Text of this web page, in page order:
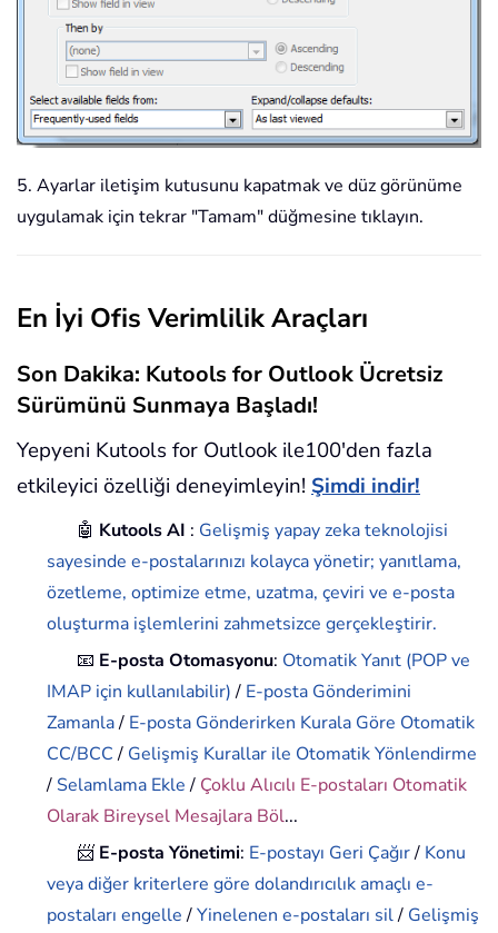
5. Ayarlar iletişim kutusunu kapatmak ve düz görünüme
uygulamak için tekrar "Tamam" düğmesine tıklayın.
En İyi Ofis Verimlilik Araçları
Son Dakika: Kutools for Outlook Ücretsiz
Sürümünü Sunmaya Başladı!
Yepyeni Kutools for Outlook ile100'den fazla
etkileyici özelliği deneyimleyin! Şimdi indir!
🤖 Kutools AI : Gelişmiş yapay zeka teknolojisi
sayesinde e-postalarınızı kolayca yönetir; yanıtlama,
özetleme, optimize etme, uzatma, çeviri ve e-posta
oluşturma işlemlerini zahmetsizce gerçekleştirir.
📧 E-posta Otomasyonu: Otomatik Yanıt (POP ve
IMAP için kullanılabilir)/ E-posta Gönderimini
Zamanla/ E-posta Gönderirken Kurala Göre Otomatik
CC/BCC/ Gelişmiş Kurallar ile Otomatik Yönlendirme
/ Selamlama Ekle/ Çoklu Alıcılı E-postaları Otomatik
Olarak Bireysel Mesajlara Böl...
📨 E-posta Yönetimi: E-postayı Geri Çağır/ Konu
veya diğer kriterlere göre dolandırıcılık amaçlı e-
postaları engelle/Yinelenen e-postaları sil/ Gelişmiş